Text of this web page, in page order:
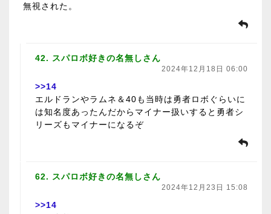
無視された。
42. スパロボ好きの名無しさん
2024年12月18日 06:00
>>14
エルドランやラムネ＆40も当時は勇者ロボぐらいに
は知名度あったんだからマイナー扱いすると勇者シ
リーズもマイナーになるぞ
62. スパロボ好きの名無しさん
2024年12月23日 15:08
>>14